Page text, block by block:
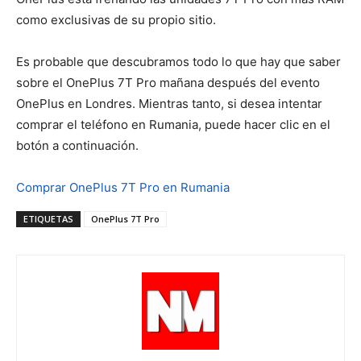
como exclusivas de su propio sitio.
Es probable que descubramos todo lo que hay que saber
sobre el OnePlus 7T Pro mañana después del evento
OnePlus en Londres. Mientras tanto, si desea intentar
comprar el teléfono en Rumania, puede hacer clic en el
botón a continuación.
Comprar OnePlus 7T Pro en Rumania
ETIQUETAS OnePlus 7T Pro